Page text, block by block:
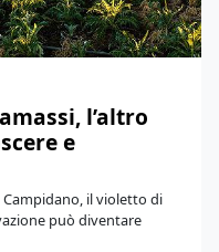
l’altro
e
il violetto di
può diventare